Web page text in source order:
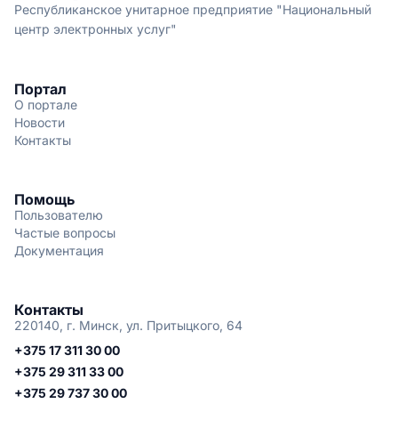
Республиканское унитарное предприятие "Национальный
центр электронных услуг"
Портал
О портале
Новости
Контакты
Помощь
Пользователю
Частые вопросы
Документация
Контакты
220140, г. Минск, ул. Притыцкого, 64
+375 17 311 30 00
+375 29 311 33 00
+375 29 737 30 00